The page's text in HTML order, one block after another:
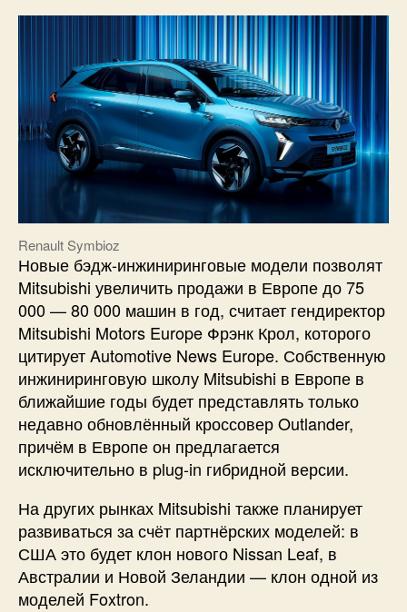
Renault Symbioz
Новые бэдж-инжиниринговые модели позволят
Mitsubishi увеличить продажи в Европе до 75
000 — 80 000 машин в год, считает гендиректор
Mitsubishi Motors Europe Фрэнк Крол, которого
цитирует Automotive News Europe. Собственную
инжиниринговую школу Mitsubishi в Европе в
ближайшие годы будет представлять только
недавно обновлённый кроссовер Outlander,
причём в Европе он предлагается
исключительно в plug-in гибридной версии.
На других рынках Mitsubishi также планирует
развиваться за счёт партнёрских моделей: в
США это будет клон нового Nissan Leaf, в
Австралии и Новой Зеландии — клон одной из
моделей Foxtron.